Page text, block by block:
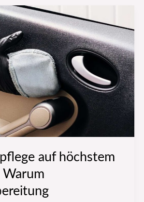
auf höchstem
Warum